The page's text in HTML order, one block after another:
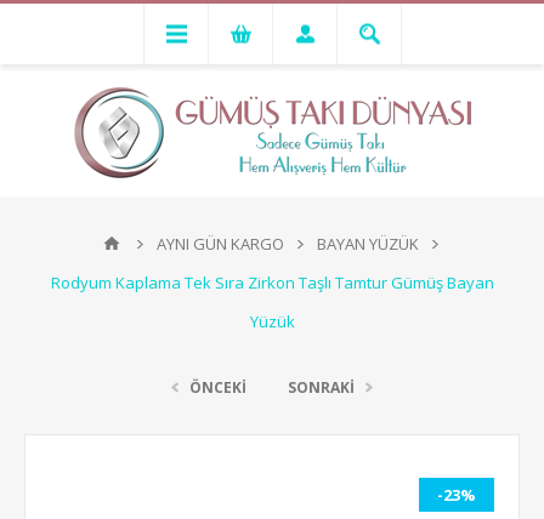
AYNI GÜN KARGO
BAYAN YÜZÜK
Rodyum Kaplama Tek Sıra Zirkon Taşlı Tamtur Gümüş Bayan
Yüzük
ÖNCEKİ SONRAKİ
-23%